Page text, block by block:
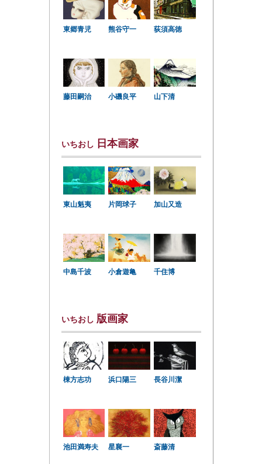
東郷青児 熊谷守一 荻須高徳
藤田嗣治 小磯良平 山下清
いちおし 日本画家
東山魁夷 片岡球子 加山又造
中島千波 小倉遊亀 千住博
いちおし 版画家
棟方志功 浜口陽三 長谷川潔
池田満寿夫 星襄一 斎藤清